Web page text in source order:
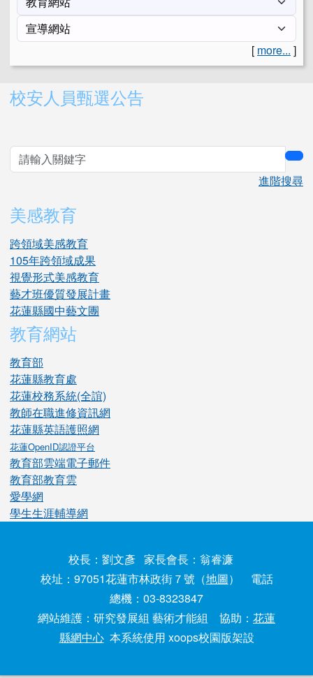
[ more... ]
右邊區域內容
校安人員甄選公告
進階搜尋
美感教育
跨領域美感教育
105年跨領域成果
視覺形式美感教育
藝才班優質發展計畫
花蓮縣國中藝文團
教育網站
教育部
花蓮縣教育處
花蓮校務系統(全誼)
教師在職進修資訊網
花蓮縣英語護照網
花蓮OpenID認證平台
教育部雲端電子郵件
教育部教育雲
愛學網
學生生涯輔導網
校長：劉文彥 家長會長：翁睿濂
校址：97051花蓮市林政街７號（地圖） 電話
總機：03-8323847
網站維護：研究發展組 藝術才能組 協助： 花蓮
縣網中心本系統使用 xoops校園版架設